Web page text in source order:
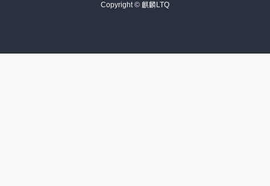
Copyright © 麒麟LTQ